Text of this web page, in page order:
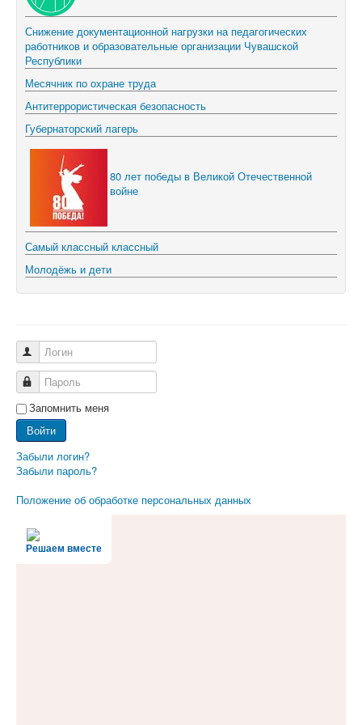
Снижение документационной нагрузки на педагогических
работников и образовательные организации Чувашской
Республики
Месячник по охране труда
Антитеррористическая безопасность
Губернаторский лагерь
80 лет победы в Великой Отечественной
войне
Самый классный классный
Молодёжь и дети
Логин
Пароль
Запомнить меня
Войти
Забыли логин?
Забыли пароль?
Положение об обработке персональных данных
Решаем вместе